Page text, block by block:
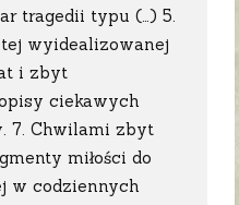
tragedii typu (…) 5.
tej wyidealizowanej
i zbyt
ciekawych
7. Chwilami zbyt
miłości do
w codziennych